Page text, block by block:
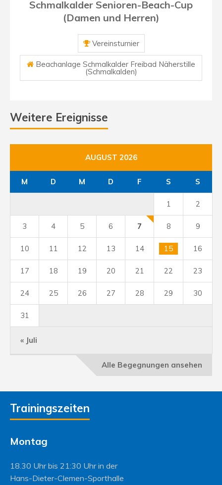
Schmalkalder Senioren-Beach-Cup
(Damen und Herren)
Vereinsturnier
Beachanlage Schmalkalder Freibad Näherstille
(Schmalkalden)
Weitere Ereignisse
AUGUST 2026
M D M D F S S
« Juli
1 2
3 4 5 6 7 8 9
10 11 12 13 14 15 16
17 18 19 20 21 22 23
24 25 26 27 28 29 30
31
Alle Begegnungen ansehen
Trainingszeiten
Montag
18.30 Uhr bis 21:30 Uhr in der
Hans-Dieter-Clemen-Sporthalle